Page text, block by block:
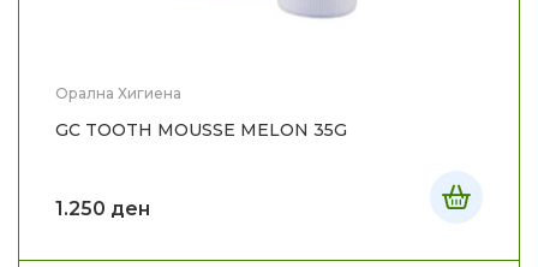
Орална Хигиена
GC TOOTH MOUSSE MELON 35G
1.250 ден